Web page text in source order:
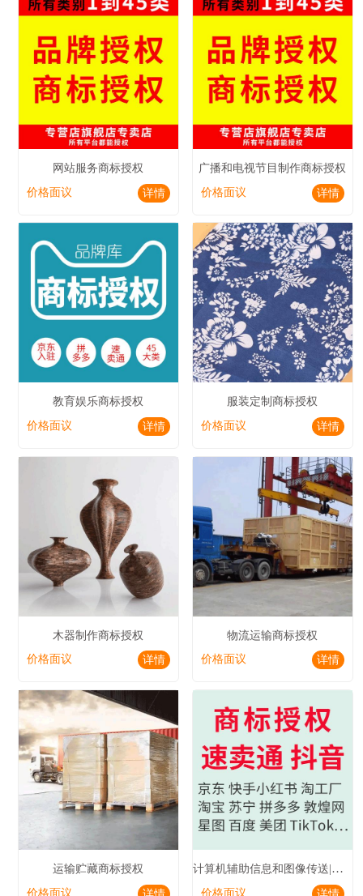
网站服务商标授权
价格面议
详情
广播和电视节目制作商标授权
价格面议
详情
教育娱乐商标授权
价格面议
详情
服装定制商标授权
价格面议
详情
木器制作商标授权
价格面议
详情
物流运输商标授权
价格面议
详情
运输贮藏商标授权
价格面议
计算机辅助信息和图像传送|电视播放商标授权
价格面议